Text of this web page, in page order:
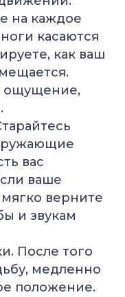
на каждое
касаются
как ваш
ощущение,
вас
ваше
верните
и звукам
После того
медленно
положение.